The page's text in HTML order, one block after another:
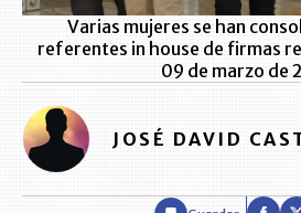
Varias mujeres se han
referentes in house de firmas
09 de marzo de
JOSÉ DAVID